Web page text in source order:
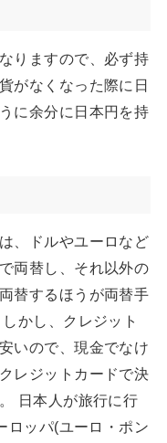
りますので、必ず持
がなくなった際に日
に余分に日本円を持
、ドルやユーロなど
両替し、それ以外の
替するほうが両替手
かし、クレジット
いので、現金でなけ
レジットカードで決
日本人が旅行に行
ロッパ(ユーロ・ポン